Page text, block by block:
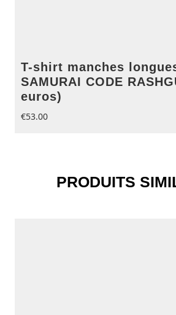
T-shirt manches
SAMURAI CODE
euros)
€53.00
PRODUITS